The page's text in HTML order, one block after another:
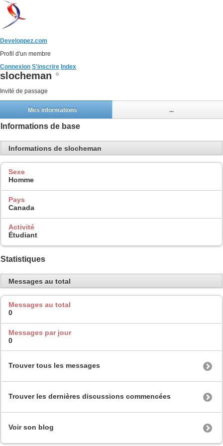
Developpez.com
Profil d'un membre
Connexion S'inscrire Index
slocheman
Invité de passage
Mes informations ...
Informations de base
Informations de slocheman
Sexe
Homme
Pays
Canada
Activité
Étudiant
Statistiques
Messages au total
Messages au total
0
Messages par jour
0
Trouver tous les messages
Trouver les dernières discussions commencées
Voir son blog